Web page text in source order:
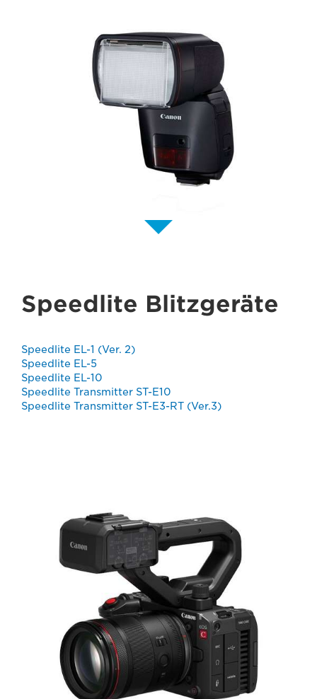
Speedlite Blitzgeräte
Speedlite EL-1 (Ver. 2)
Speedlite EL-5
Speedlite EL-10
Speedlite Transmitter ST-E10
Speedlite Transmitter ST-E3-RT (Ver.3)